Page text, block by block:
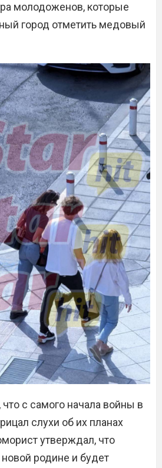
молодоженов, которые
город отметить медовый
с самого начала войны в
слухи об их планах
утверждал, что
родине и будет